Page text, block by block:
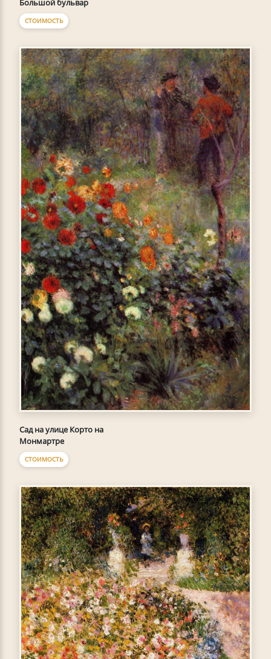
Большой бульвар
СТОИМОСТЬ
Сад на улице Корто на
Монмартре
СТОИМОСТЬ